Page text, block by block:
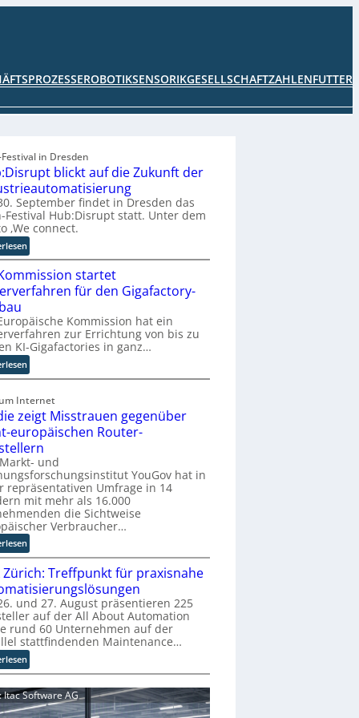
ROBOTIKSENSORIKGESELLSCHAFTZAHLENFUTTER
in Dresden
blickt auf die Zukunft der
September findet in Dresden das
Festival Hub:Disrupt statt. Unter dem
‚We connect.
:
H
u
b
D
i
s
r
u
t
b
l
i
c
k
t
a
u
f
d
i
e
Z
u
k
u
n
f
t
d
e
startet
für den Gigafactory-
Kommission hat ein
zur Errichtung von bis zu
KI-Gigafactories in ganz…
:
E
-
K
o
m
m
i
s
s
i
o
n
t
a
r
t
e
t
B
e
t
Internet
zeigt Misstrauen gegenüber
europäischen Router-
und
YouGov hat in
repräsentativen Umfrage in 14
mit mehr als 16.000
die Sichtweise
Verbraucher…
:
S
t
u
d
i
e
z
e
i
g
t
M
Zürich: Treffpunkt für praxisnahe
und 27. August präsentieren 225
auf der All About Automation
rund 60 Unternehmen auf der
stattfindenden Maintenance…
:
A
A
A
Itac Software AG